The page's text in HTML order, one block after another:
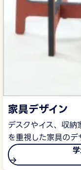
家具デザイン
デスクやイス、収
を重視した家具のデ